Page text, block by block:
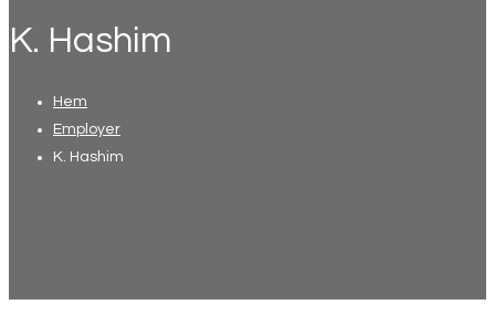
K. Hashim
Hem
Employer
K. Hashim